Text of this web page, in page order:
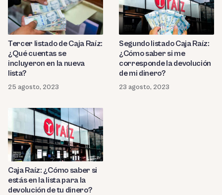
Tercer listado de Caja Raíz:
¿Qué cuentas se
incluyeron en la nueva
lista?
25 agosto, 2023
Segundo listado Caja Raíz:
¿Cómo saber si me
corresponde la devolución
de mi dinero?
23 agosto, 2023
Caja Raíz: ¿Cómo saber si
estás en la lista para la
devolución de tu dinero?